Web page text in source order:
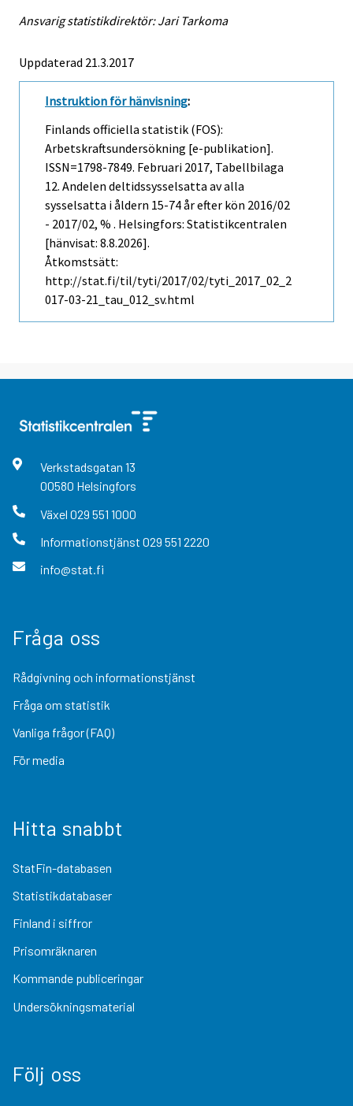
Ansvarig statistikdirektör: Jari Tarkoma
Uppdaterad 21.3.2017
Instruktion för hänvisning:
Finlands officiella statistik (FOS):
Arbetskraftsundersökning [e-publikation].
ISSN=1798-7849. Februari 2017, Tabellbilaga
12. Andelen deltidssysselsatta av alla
sysselsatta i åldern 15-74 år efter kön 2016/02
- 2017/02, % . Helsingfors: Statistikcentralen
[hänvisat: 8.8.2026].
Åtkomstsätt:
http://stat.fi/til/tyti/2017/02/tyti_2017_02_2
017-03-21_tau_012_sv.html
Verkstadsgatan 13
00580 Helsingfors
Växel 029 551 1000
Informationstjänst 029 551 2220
info@stat.fi
Fråga oss
Rådgivning och informationstjänst
Fråga om statistik
Vanliga frågor (FAQ)
För media
Hitta snabbt
StatFin-databasen
Statistikdatabaser
Finland i siffror
Prisomräknaren
Kommande publiceringar
Undersökningsmaterial
Följ oss